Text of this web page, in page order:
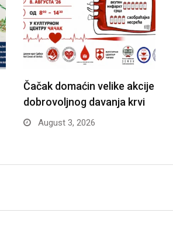
Čačak domaćin velike akcije
dobrovoljnog davanja krvi
August 3, 2026